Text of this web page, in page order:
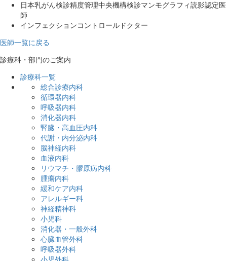
フロアマップのご案内
外来受診のご案内
外来受診のご案内
初めて受診される方へ
紹介状をお持ちでない方へ
外来担当表
救急診療のご案内
先進医療について
患者さん相談窓口
患者サービスについて
かかりつけ医をもちましょう
セカンドオピニオン外来
診断書・証明書について
よくある質問
入院・お見舞いの方へ
入院・お見舞いの方へ
入院中の生活について
病室のご案内
面会・お見舞いについて
診療科・部門・センター
診療科・部門・センター
疾患・症状ガイド
医療関係者の方へ
日本乳がん検診精度管理中央機構検診マンモグラフィ読影認定医
師
インフェクションコントロールドクター
医師一覧に戻る
診療科・部門のご案内
診療科一覧
総合診療内科
循環器内科
呼吸器内科
消化器内科
腎臓・高血圧内科
代謝・内分泌内科
脳神経内科
血液内科
リウマチ・膠原病内科
腫瘍内科
緩和ケア内科
アレルギー科
神経精神科
小児科
消化器・一般外科
心臓血管外科
呼吸器外科
小児外科